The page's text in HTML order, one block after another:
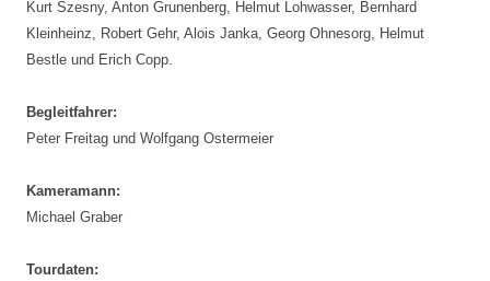
Kurt Szesny, Anton Grunenberg, Helmut Lohwasser, Bernhard
Kleinheinz, Robert Gehr, Alois Janka, Georg Ohnesorg, Helmut
Bestle und Erich Copp.
Begleitfahrer:
Peter Freitag und Wolfgang Ostermeier
Kameramann:
Michael Graber
Tourdaten: